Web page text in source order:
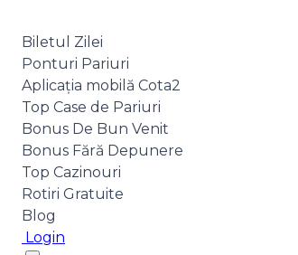
Biletul Zilei
Ponturi Pariuri
Aplicația mobilă Cota2
Top Case de Pariuri
Bonus De Bun Venit
Bonus Fără Depunere
Top Cazinouri
Rotiri Gratuite
Blog
Login